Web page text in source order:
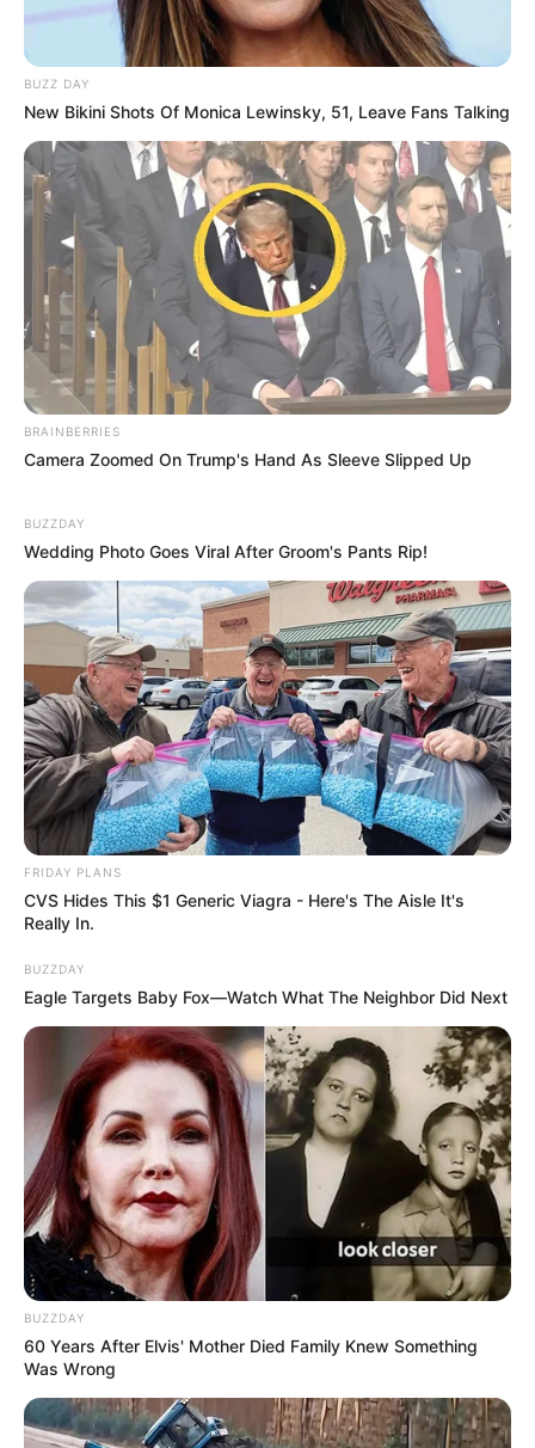
BUZZ DAY
New Bikini Shots Of Monica Lewinsky, 51, Leave Fans Talking
BRAINBERRIES
Camera Zoomed On Trump's Hand As Sleeve Slipped Up
BUZZDAY
Wedding Photo Goes Viral After Groom's Pants Rip!
FRIDAY PLANS
CVS Hides This $1 Generic Viagra - Here's The Aisle It's
Really In.
BUZZDAY
Eagle Targets Baby Fox—Watch What The Neighbor Did Next
BUZZDAY
60 Years After Elvis' Mother Died Family Knew Something
Was Wrong